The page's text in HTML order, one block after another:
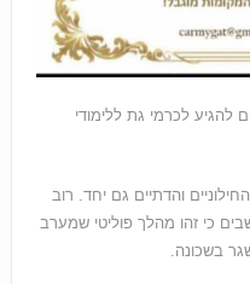
להגיע לכרמי גת ללימודי
והדתיים גם יחד. רוב
כי זהו מהלך פוליטי שמערב
בשכונה.